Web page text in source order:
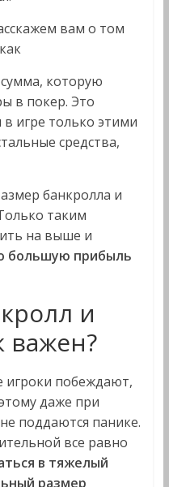
вам о том
которую
в покер. Это
в игре только этими
средства,
банкролла и
таким
на выше и
большую прибыль
и
важен?
побеждают,
даже при
поддаются панике.
все равно
в тяжелый
размер